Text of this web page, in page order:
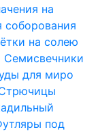
на
на солею
Семисвечники
для миро
под